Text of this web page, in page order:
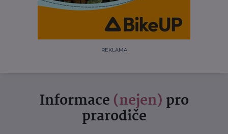
REKLAMA
Informace (nejen) pro
prarodiče